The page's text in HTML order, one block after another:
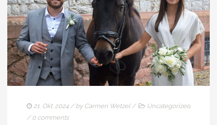
21. Okt. 2024 / by Carmen Wetzel /
Uncategorized
/ 0 comments